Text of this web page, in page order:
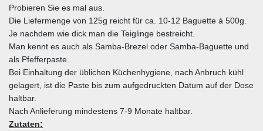
Probieren Sie es mal aus.
Die Liefermenge von 125g reicht für ca. 10-12 Baguette à 500g.
Je nachdem wie dick man die Teiglinge bestreicht.
Man kennt es auch als Samba-Brezel oder Samba-Baguette und
als Pfefferpaste.
Bei Einhaltung der üblichen Küchenhygiene, nach Anbruch kühl
gelagert, ist die Paste bis zum aufgedruckten Datum auf der Dose
haltbar.
Nach Anlieferung mindestens 7-9 Monate haltbar.
Zutaten: